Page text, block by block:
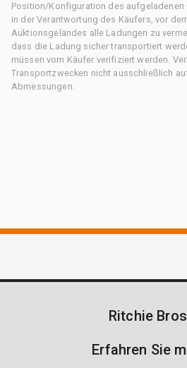
Position/Konfiguration des aufgeladenen
in der Verantwortung des Käufers, vor
Auktionsgeländes alle Ladungen zu
dass die Ladung sicher transportiert
müssen vom Käufer verifiziert werden.
Transportzwecken nicht ausschließlich
Abmessungen.
Ritchie
Erfahren Sie